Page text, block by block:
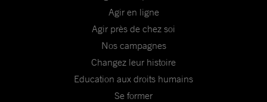
Agir en ligne
Agir près de chez soi
Nos campagnes
Changez leur histoire
Education aux droits humains
Se former